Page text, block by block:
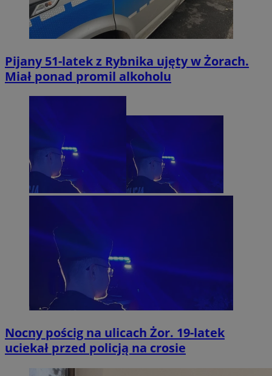
Pijany 51-latek z Rybnika ujęty w Żorach.
Miał ponad promil alkoholu
Nocny pościg na ulicach Żor. 19-latek
uciekał przed policją na crosie